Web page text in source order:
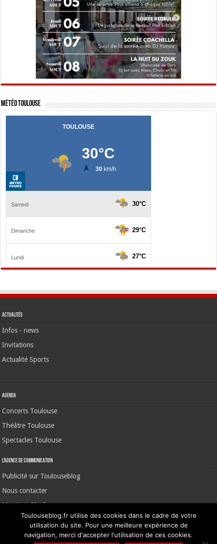
Météo Toulouse
Actualités
Infos - news
Invitations
Actualité Sports
Agenda
Concerts Toulouse
Théâtre Toulouse
Spectacles Toulouse
L’agence de communication
Publicité sur Toulouseblog
Nous contacter
Mentions légales
©2006-2026 Toulouse Blog | CNIL N° 1391640
Toulouseblog.fr utilise des cookies dans le cadre de votre
utilisation du site. Pour une meilleure expérience de
navigation, merci d'accepter l'utilisation de ces cookies.